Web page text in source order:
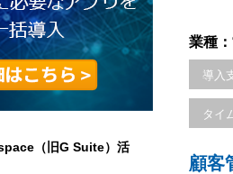
（旧G Suite）活
業種
導入
タイ
顧客